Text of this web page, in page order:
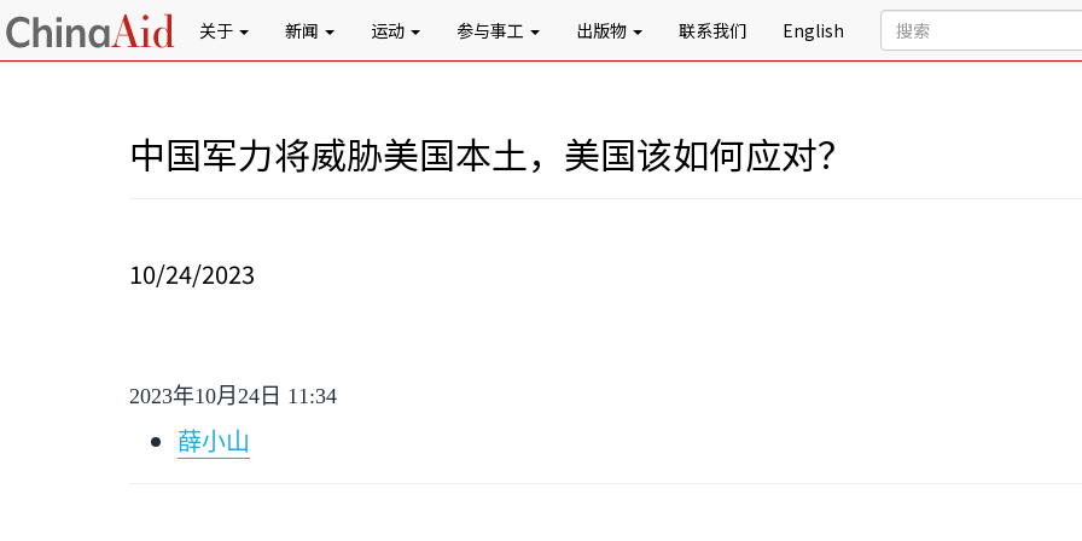
关于 新闻 运动 参与事工 出版物 联系我们 English
中国军力将威胁美国本土，美国该如何应对？
10/24/2023
2023年10月 24 日 11:34
薛小山